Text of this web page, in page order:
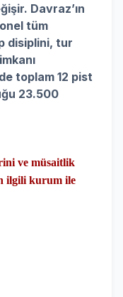
Davraz’ın
tüm
disiplini, tur
toplam 12 pist
23.500
ve müsaitlik
ilgili kurum ile